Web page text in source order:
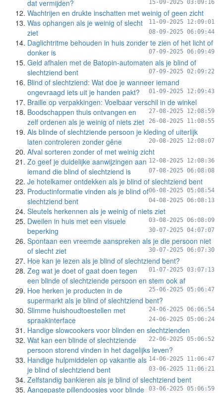
dat vermijden? 15-09-2025 03:09:16
Wachtrijen en drukte inschatten met weinig of geen zicht
11-09-2025 12:09:01
Was ophangen als je weinig of slecht
ziet
08-09-2025 06:09:44
Daglichtritme behouden in huis zonder te zien of het licht of
donker is
07-09-2025 06:09:49
Geld afhalen met de Batopin-automaten als je blind of
slechtziend bent
07-09-2025 02:09:22
Blind of slechtziend: Wat doe je wanneer iemand
ongevraagd iets uit je handen pakt?
01-09-2025 12:09:43
Braille op verpakkingen: Voelbaar verschil in de winkel
27-08-2025 12:08:59
Boodschappen thuis ontvangen en
zelf ordenen als je weinig of niets ziet
26-08-2025 11:08:55
Als blinde of slechtziende persoon je kleding of uiterlijk
laten controleren zonder gêne
20-08-2025 12:08:07
Afval sorteren zonder of met weinig zicht
12-08-2025 12:08:36
Zo geef je duidelijke aanwijzingen aan
iemand die blind of slechtziend is
07-08-2025 06:08:08
Je hotelkamer ontdekken als je blind of slechtziend bent
06-08-2025 05:08:54
Productinformatie vinden als je blind of
slechtziend bent
04-08-2025 06:08:13
Sleutels herkennen als je weinig of niets ziet
03-08-2025 06:08:09
Dweilen in huis met een visuele
beperking
30-07-2025 04:07:07
Spontaan een vreemde aanspreken als je die persoon niet
of slecht ziet
30-07-2025 06:07:30
Hoe kan je lezen als je blind of slechtziend bent?
01-07-2025 03:07:13
Zeg wat je doet of gaat doen tegen
een blinde of slechtziende persoon en stem ook af
25-06-2025 05:06:47
Hoe herken je producten in de
supermarkt als je blind of slechtziend bent?
24-06-2025 06:06:54
Slimme huishoudtoestellen met
spraakinterface
24-06-2025 05:06:24
Handige slowcookers voor blinden en slechtzienden
22-06-2025 05:06:52
Wat kan een blinde of slechtziende
persoon storend vinden in het dagelijks leven?
14-06-2025 11:06:47
Handige hulpmiddelen op vakantie als
je blind of slechtziend bent
03-06-2025 11:06:21
Zelfstandig bankieren als je blind of slechtziend bent
03-06-2025 05:06:59
Aangepaste pillendoosjes voor blinde